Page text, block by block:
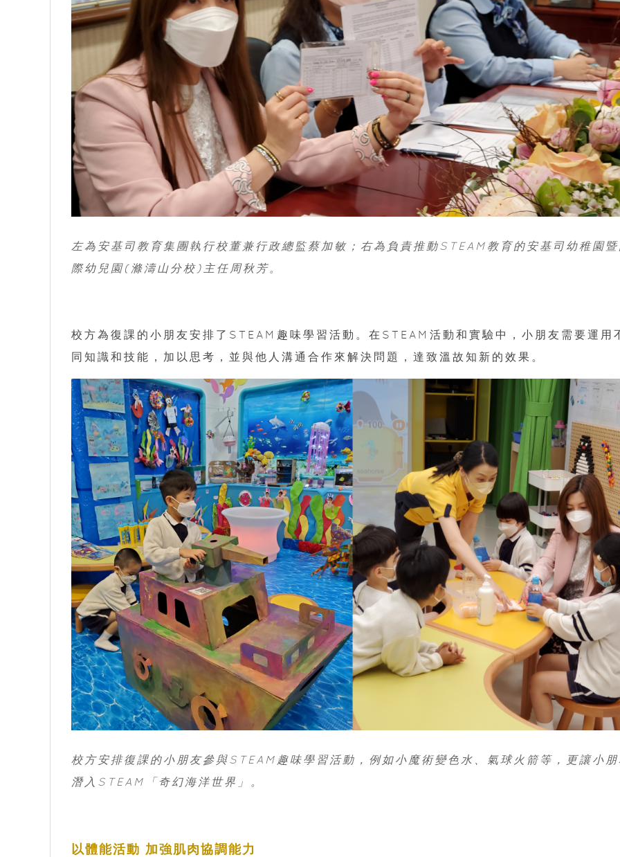
左為安基司教育集團執行校董兼行政總監蔡加敏；右為負責推動STEAM教育的安基司幼稚園
際幼兒園(滌濤山分校)主任周秋芳。
校方為復課的小朋友安排了STEAM趣味學習活動。在STEAM活動和實驗中，小朋友需要運用
同知識和技能，加以思考，並與他人溝通合作來解決問題，達致溫故知新的效果。
校方安排復課的小朋友參與STEAM趣味學習活動，例如小魔術變色水、氣球火箭等，更讓小
潛入STEAM「奇幻海洋世界」。
以體能活動 加強肌肉協調能力